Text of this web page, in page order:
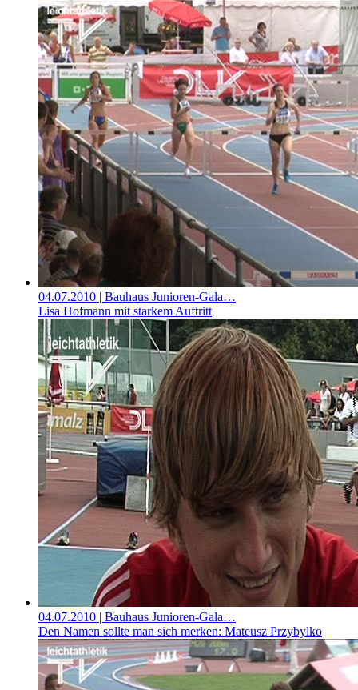
04.07.2010 | Bauhaus Junioren-Gala…
Lisa Hofmann mit starkem Auftritt
04.07.2010 | Bauhaus Junioren-Gala…
Den Namen sollte man sich merken: Mateusz Przybylko